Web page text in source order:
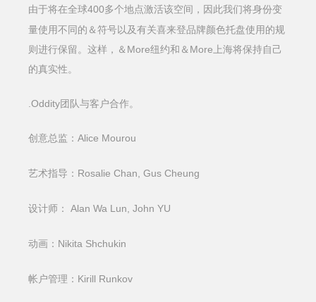
由于将在全球400多个地点激活该空间，因此我们将身份变
量使用不同的＆符号以及有关喜来登品牌颜色托盘使用的规
则进行保留。这样，＆More纽约和＆More上海将保持自己
的真实性。
.Oddity团队与客户合作。
创意总监： Alice Mourou
艺术指导： Rosalie Chan, Gus Cheung
设计师： Alan Wa Lun, John YU
动画： Nikita Shchukin
帐户管理： Kirill Runkov